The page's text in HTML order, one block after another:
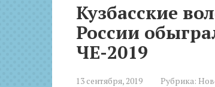
Кузбасские
России
ЧЕ-2019
13 сентября, 2019 Рубрика: